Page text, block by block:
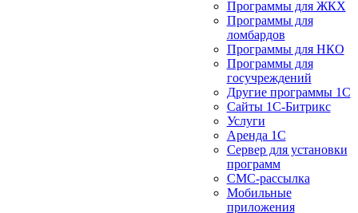
Программы для ЖКХ
Программы для
ломбардов
Программы для НКО
Программы для
госучреждений
Другие программы 1С
Сайты 1С-Битрикс
Услуги
Аренда 1С
Сервер для установки
программ
СМС-рассылка
Мобильные
приложения